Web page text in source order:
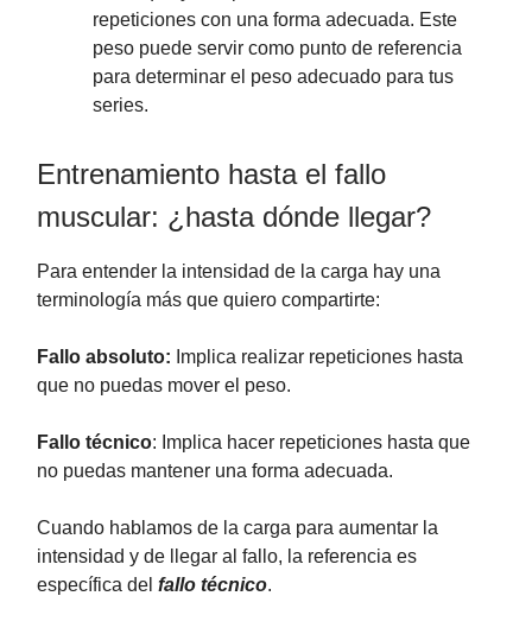
repeticiones con una forma adecuada. Este
peso puede servir como punto de referencia
para determinar el peso adecuado para tus
series.
Entrenamiento hasta el fallo
muscular: ¿hasta dónde llegar?
Para entender la intensidad de la carga hay una
terminología más que quiero compartirte:
Fallo absoluto: Implica realizar repeticiones hasta
que no puedas mover el peso.
Fallo técnico: Implica hacer repeticiones hasta que
no puedas mantener una forma adecuada.
Cuando hablamos de la carga para aumentar la
intensidad y de llegar al fallo, la referencia es
específica del fallo técnico.